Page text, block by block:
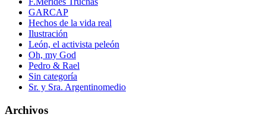
GARCAP
Hechos de la vida real
Ilustración
León, el activista peleón
Oh, my God
Pedro & Rael
Sin categoría
Sr. y Sra. Argentinomedio
Archivos